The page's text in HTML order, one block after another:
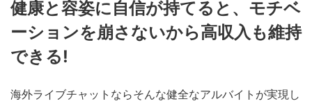
健康と容姿に自信が持てると、モチベ
ーションを崩さないから高収入も維持
できる!
海外ライブチャットならそんな健全なアルバイトが実現し